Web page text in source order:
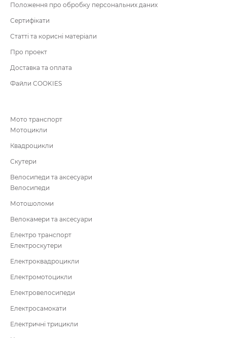
Положення про обробку персональних даних
Сертифікати
Статті та корисні матеріали
Про проект
Доставка та оплата
Файли COOKIES
Мото транспорт
Мотоцикли
Квадроцикли
Скутери
Велосипеди та аксесуари
Велосипеди
Мотошоломи
Велокамери та аксесуари
Електро транспорт
Електроскутери
Електроквадроцикли
Електромотоцикли
Електровелосипеди
Електросамокати
Електричні трицикли